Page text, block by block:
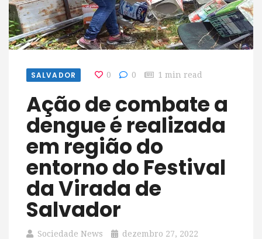
SALVADOR 0 0 1 min read
Ação de combate a
dengue é realizada
em região do
entorno do Festival
da Virada de
Salvador
Sociedade News dezembro 27, 2022